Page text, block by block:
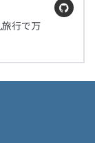
行で万